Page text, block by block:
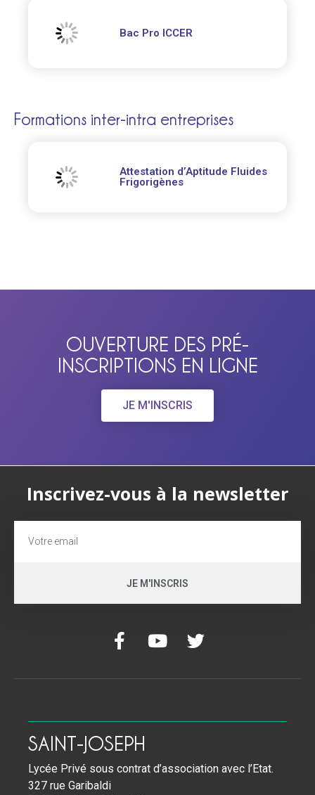
Bac Pro ICCER
Formations inter-intra entreprises
Attestation d’Aptitude Fluides
Frigorigènes
OUVERTURE DES PRÉ-
INSCRIPTIONS EN LIGNE
JE M'INSCRIS
Inscrivez-vous à la newsletter
JE M'INSCRIS
SAINT-JOSEPH
Lycée Privé sous contrat d’association avec l’Etat.
327 rue Garibaldi